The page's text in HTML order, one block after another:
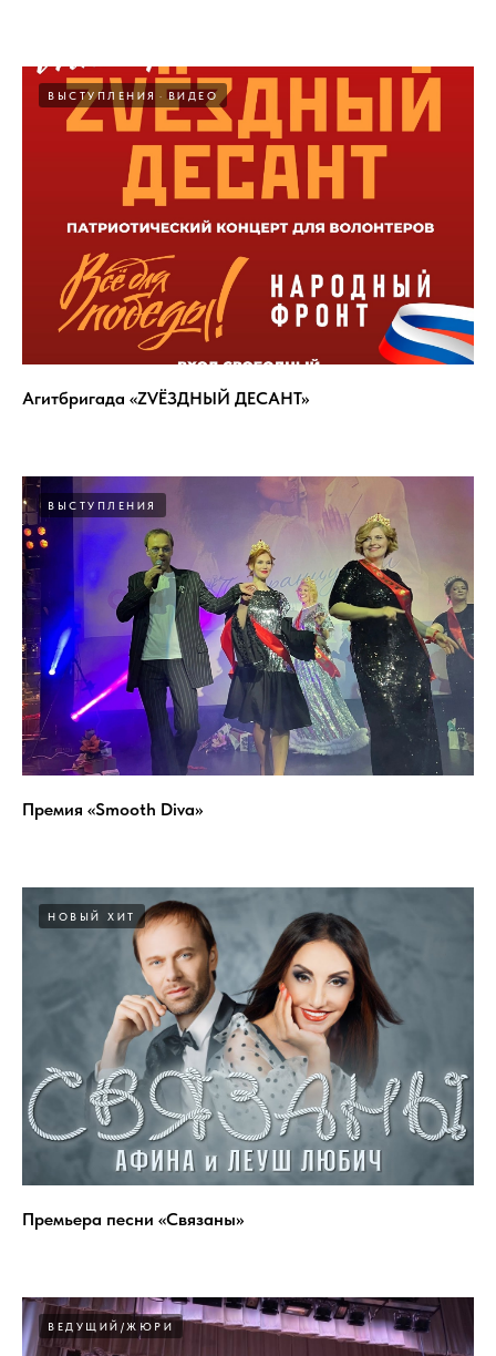
ВЫСТУПЛЕНИЯ ВИДЕО
Агитбригада «ZVЁЗДНЫЙ ДЕСАНТ»
ВЫСТУПЛЕНИЯ
Премия «Smooth Diva»
НОВЫЙ ХИТ
Премьера песни «Связаны»
ВЕДУЩИЙ/ЖЮРИ